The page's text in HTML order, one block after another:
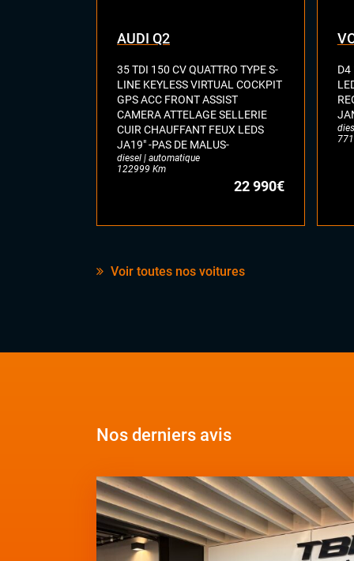
AUDI Q2
35 TDI 150 CV QUATTRO TYPE S-
LINE KEYLESS VIRTUAL COCKPIT
GPS ACC FRONT ASSIST
CAMERA ATTELAGE SELLERIE
CUIR CHAUFFANT FEUX LEDS
JA19" -PAS DE MALUS-
diesel | automatique
122999 Km
22 990€
D4
Voir toutes nos voitures
Nos derniers avis